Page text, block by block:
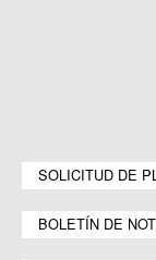
SOLICITUD DE
BOLETÍN DE